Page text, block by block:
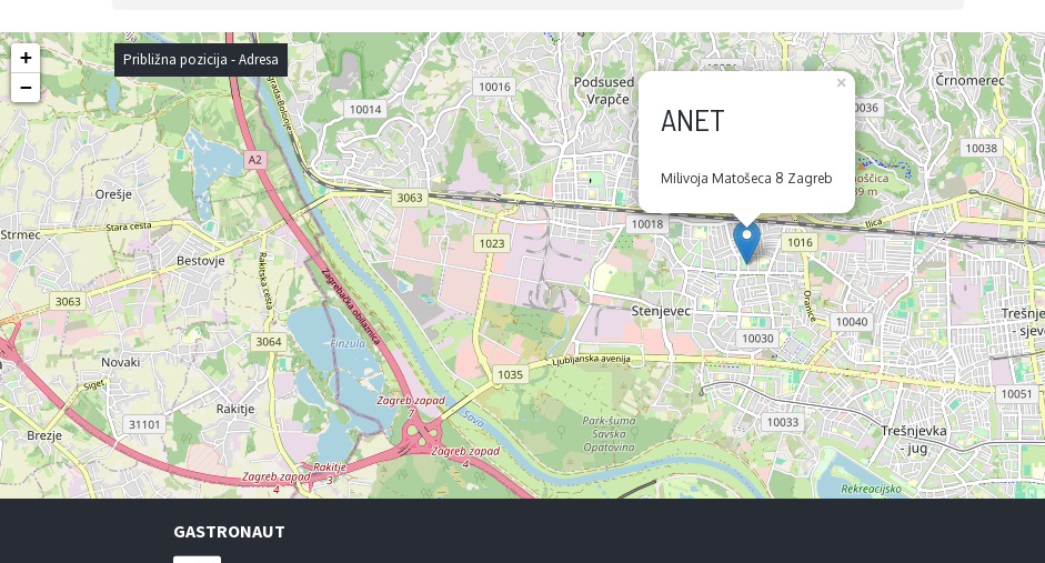
ANET
Milivoja Matošeca 8 Zagreb
×
+
−
Približna pozicija - Adresa
GASTRONAUT